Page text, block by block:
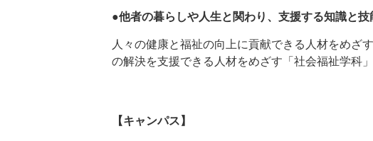
●他者の暮らしや人生と関わり、支援する知識と技
人々の健康と福祉の向上に貢献できる人材をめざ
の解決を支援できる人材をめざす「社会福祉学科
【キャンパス】